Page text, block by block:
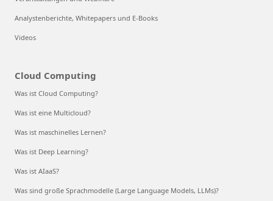
Analystenberichte, Whitepapers und E-Books
Videos
Cloud Computing
Was ist Cloud Computing?
Was ist eine Multicloud?
Was ist maschinelles Lernen?
Was ist Deep Learning?
Was ist AIaaS?
Was sind große Sprachmodelle (Large Language Models, LLMs)?